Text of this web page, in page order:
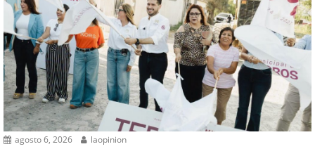
agosto 6, 2026 laopinion